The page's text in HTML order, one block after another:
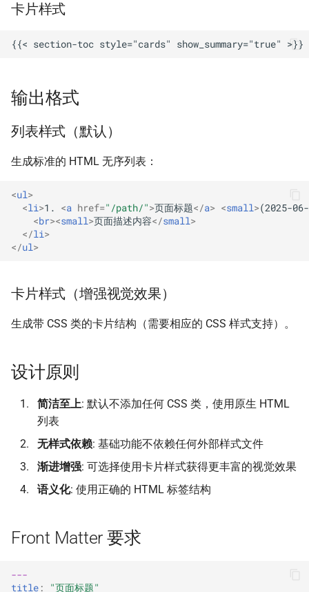
卡片样式
输出格式
列表样式（默认）
生成标准的 HTML 无序列表：
<ul>
<li>1. <a href="/path/">页面标题</a> <small>(2025-
<br><small>页面描述内容</small>
</li>
</ul>
卡片样式（增强视觉效果）
生成带 CSS 类的卡片结构（需要相应的 CSS 样式支持）。
设计原则
简洁至上: 默认不添加任何 CSS 类，使用原生 HTML
列表
无样式依赖: 基础功能不依赖任何外部样式文件
渐进增强: 可选择使用卡片样式获得更丰富的视觉效果
语义化: 使用正确的 HTML 标签结构
Front Matter 要求
---
title : "页面标题"